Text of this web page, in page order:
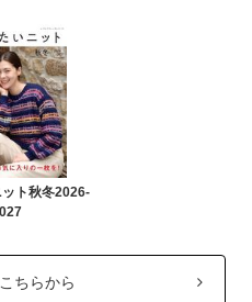
ト秋冬2026-
ちらから